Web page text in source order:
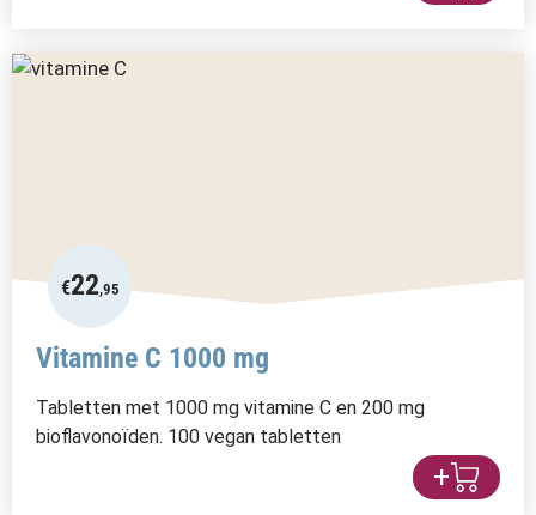
€22,95
Vitamine C 1000 mg
Tabletten met 1000 mg vitamine C en 200 mg
bioflavonoïden. 100 vegan tabletten
+